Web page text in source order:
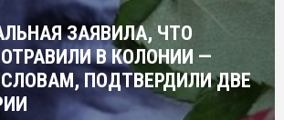
ЗАЯВИЛА, ЧТО
В КОЛОНИИ —
ПОДТВЕРДИЛИ ДВЕ